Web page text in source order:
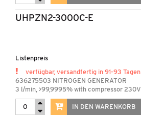
UHPZN2-3000C-E
Listenpreis
verfügbar, versandfertig in 91-93 Tagen
636275503 NITROGEN GENERATOR
3 l/min, >99,9995% with compressor 230V
IN DEN WARENKORB